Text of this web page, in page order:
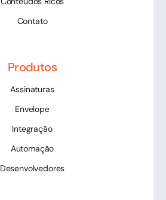
Contato
Produtos
Assinaturas
Envelope
Integração
Automação
Desenvolvedores